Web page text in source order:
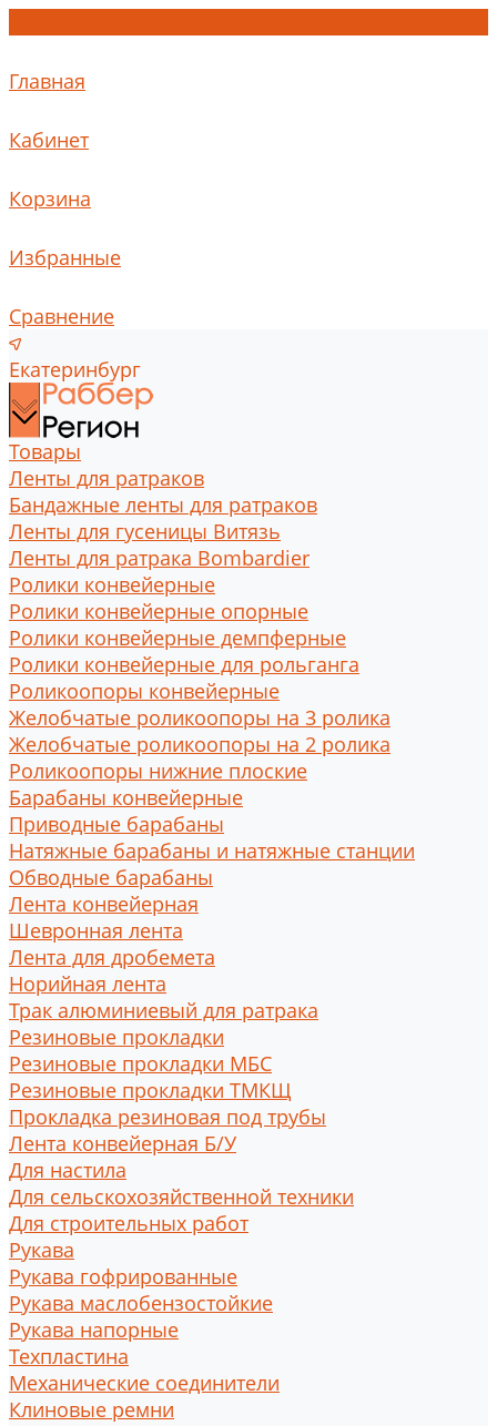
Главная
Кабинет
Корзина
Избранные
Сравнение
Екатеринбург
Товары
Ленты для ратраков
Бандажные ленты для ратраков
Ленты для гусеницы Витязь
Ленты для ратрака Bombardier
Ролики конвейерные
Ролики конвейерные опорные
Ролики конвейерные демпферные
Ролики конвейерные для рольганга
Роликоопоры конвейерные
Желобчатые роликоопоры на 3 ролика
Желобчатые роликоопоры на 2 ролика
Роликоопоры нижние плоские
Барабаны конвейерные
Приводные барабаны
Натяжные барабаны и натяжные станции
Обводные барабаны
Лента конвейерная
Шевронная лента
Лента для дробемета
Норийная лента
Трак алюминиевый для ратрака
Резиновые прокладки
Резиновые прокладки МБС
Резиновые прокладки ТМКЩ
Прокладка резиновая под трубы
Лента конвейерная Б/У
Для настила
Для сельскохозяйственной техники
Для строительных работ
Рукава
Рукава гофрированные
Рукава маслобензостойкие
Рукава напорные
Техпластина
Механические соединители
Клиновые ремни